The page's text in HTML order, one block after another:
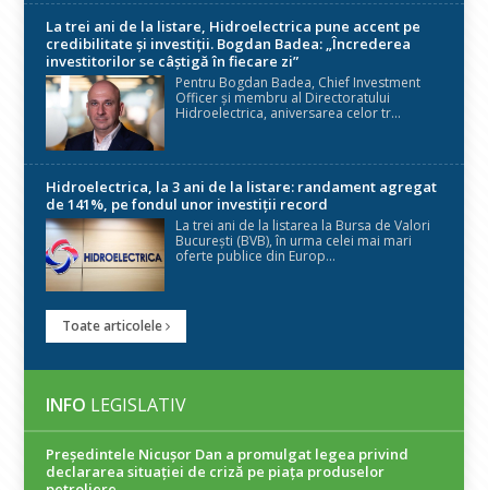
La trei ani de la listare, Hidroelectrica pune accent pe
credibilitate și investiții. Bogdan Badea: „Încrederea
investitorilor se câștigă în fiecare zi”
Pentru Bogdan Badea, Chief Investment
Officer și membru al Directoratului
Hidroelectrica, aniversarea celor tr...
Hidroelectrica, la 3 ani de la listare: randament agregat
de 141%, pe fondul unor investiții record
La trei ani de la listarea la Bursa de Valori
București (BVB), în urma celei mai mari
oferte publice din Europ...
Toate articolele
INFO LEGISLATIV
Președintele Nicuşor Dan a promulgat legea privind
declararea situaţiei de criză pe piaţa produselor